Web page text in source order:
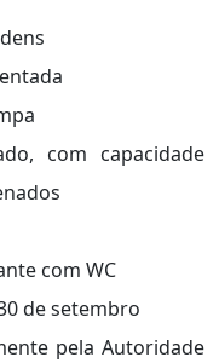
com capacidade
com WC
de setembro
pela Autoridade